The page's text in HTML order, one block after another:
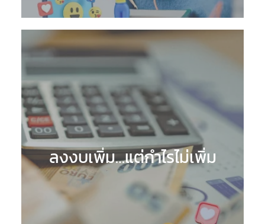
ลงงบเพิ่ม…แต่กำไรไม่เพิ่ม